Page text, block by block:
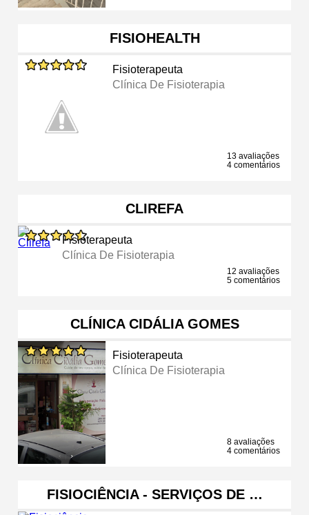
FISIOHEALTH
Fisioterapeuta
Clínica De Fisioterapia
13 avaliações
4 comentários
CLIREFA
Fisioterapeuta
Clínica De Fisioterapia
12 avaliações
5 comentários
CLÍNICA CIDÁLIA GOMES
Fisioterapeuta
Clínica De Fisioterapia
8 avaliações
4 comentários
FISIOCIÊNCIA - SERVIÇOS DE …